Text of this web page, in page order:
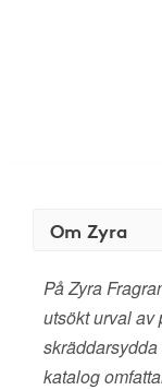
Om Zyra
På Zyra
utsökt urval av
katalog